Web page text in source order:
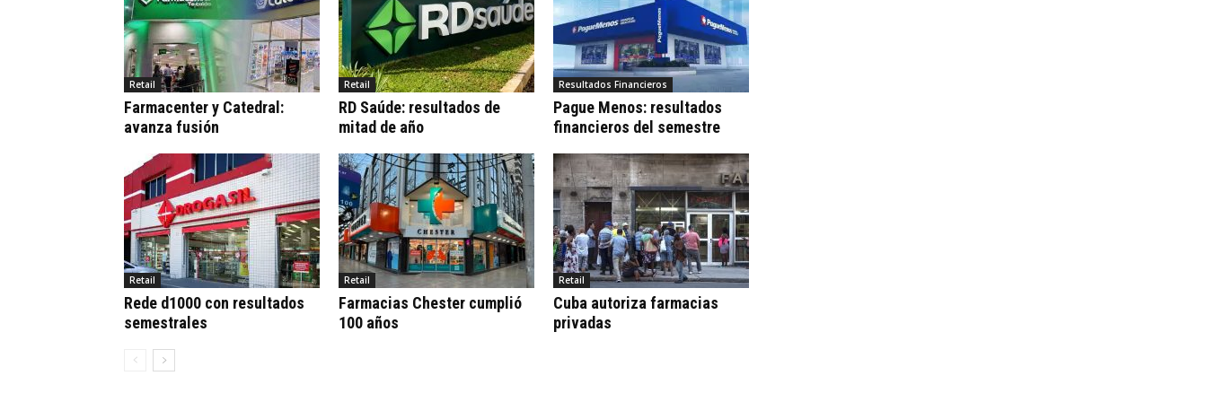
Retail
Farmacenter y Catedral:
avanza fusión
Retail
RD Saúde: resultados de
mitad de año
Resultados Financieros
Pague Menos: resultados
financieros del semestre
Retail
Rede d1000 con resultados
semestrales
Retail
Farmacias Chester cumplió
100 años
Retail
Cuba autoriza farmacias
privadas